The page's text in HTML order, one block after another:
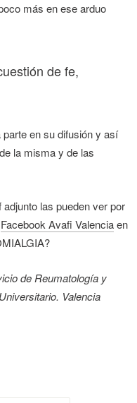
más en ese arduo
de fe,
en su difusión y así
la misma y de las
las pueden ver por
Facebook Avafi Valenciaen
de Reumatología y
Valencia